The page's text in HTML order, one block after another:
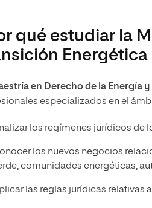
qué estudiar la
Energética
en Derecho de la Energía
especializados en el
los regímenes jurídicos de
los nuevos negocios
comunidades energéticas,
las reglas jurídicas relativas al